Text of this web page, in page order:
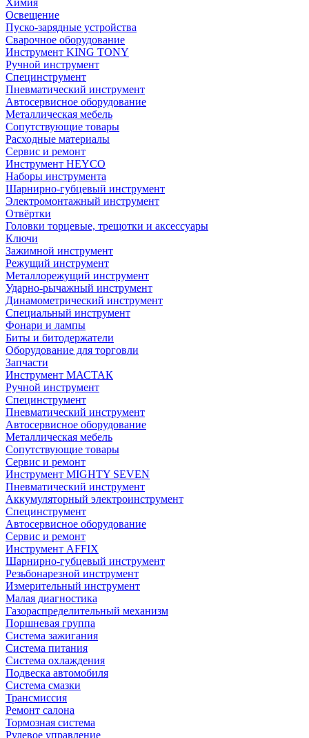
Химия
Освещение
Пуско-зарядные устройства
Сварочное оборудование
Инструмент KING TONY
Ручной инструмент
Специнструмент
Пневматический инструмент
Автосервисное оборудование
Металлическая мебель
Сопутствующие товары
Расходные материалы
Сервис и ремонт
Инструмент HEYCO
Наборы инструмента
Шарнирно-губцевый инструмент
Электромонтажный инструмент
Отвёртки
Головки торцевые, трещотки и аксессуары
Ключи
Зажимной инструмент
Режущий инструмент
Металлорежущий инструмент
Ударно-рычажный инструмент
Динамометрический инструмент
Специальный инструмент
Фонари и лампы
Биты и битодержатели
Оборудование для торговли
Запчасти
Инструмент МАСТАК
Ручной инструмент
Специнструмент
Пневматический инструмент
Автосервисное оборудование
Металлическая мебель
Сопутствующие товары
Сервис и ремонт
Инструмент MIGHTY SEVEN
Пневматический инструмент
Аккумуляторный электроинструмент
Специнструмент
Автосервисное оборудование
Сервис и ремонт
Инструмент AFFIX
Шарнирно-губцевый инструмент
Резьбонарезной инструмент
Измерительный инструмент
Малая диагностика
Газораспределительный механизм
Поршневая группа
Система зажигания
Система питания
Система охлаждения
Подвеска автомобиля
Система смазки
Трансмиссия
Ремонт салона
Тормозная система
Рулевое управление